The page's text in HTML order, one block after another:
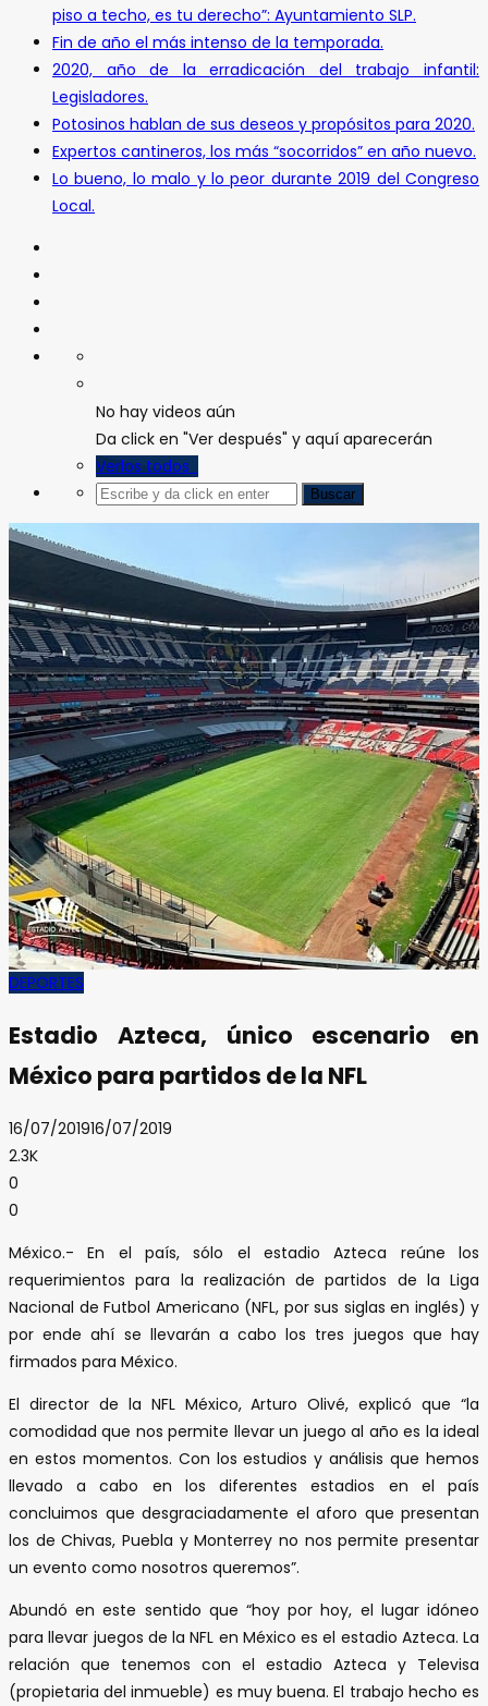
piso a techo, es tu derecho”: Ayuntamiento SLP.
Fin de año el más intenso de la temporada.
2020, año de la erradicación del trabajo infantil:
Legisladores.
Potosinos hablan de sus deseos y propósitos para 2020.
Expertos cantineros, los más “socorridos” en año nuevo.
Lo bueno, lo malo y lo peor durante 2019 del Congreso
Local.
No hay videos aún
Da click en "Ver después" y aquí aparecerán
Verlos todos
DEPORTES
Estadio Azteca, único escenario en
México para partidos de la NFL
16/07/201916/07/2019
2.3K
0
0
México.- En el país, sólo el estadio Azteca reúne los
requerimientos para la realización de partidos de la Liga
Nacional de Futbol Americano (NFL, por sus siglas en inglés) y
por ende ahí se llevarán a cabo los tres juegos que hay
firmados para México.
El director de la NFL México, Arturo Olivé, explicó que “la
comodidad que nos permite llevar un juego al año es la ideal
en estos momentos. Con los estudios y análisis que hemos
llevado a cabo en los diferentes estadios en el país
concluimos que desgraciadamente el aforo que presentan
los de Chivas, Puebla y Monterrey no nos permite presentar
un evento como nosotros queremos”.
Abundó en este sentido que “hoy por hoy, el lugar idóneo
para llevar juegos de la NFL en México es el estadio Azteca. La
relación que tenemos con el estadio Azteca y Televisa
(propietaria del inmueble) es muy buena. El trabajo hecho es